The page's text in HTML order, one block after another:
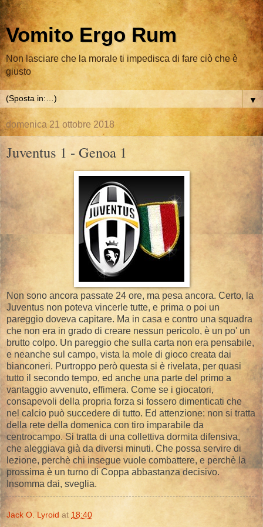
Vomito Ergo Rum
Non lasciare che la morale ti impedisca di fare ciò che è
giusto
▼
domenica 21 ottobre 2018
Juventus 1 - Genoa 1
Non sono ancora passate 24 ore, ma pesa ancora. Certo, la
Juventus non poteva vincerle tutte, e prima o poi un
pareggio doveva capitare. Ma in casa e contro una squadra
che non era in grado di creare nessun pericolo, è un po' un
brutto colpo. Un pareggio che sulla carta non era pensabile,
e neanche sul campo, vista la mole di gioco creata dai
bianconeri. Purtroppo però questa si è rivelata, per quasi
tutto il secondo tempo, ed anche una parte del primo a
vantaggio avvenuto, effimera. Come se i giocatori,
consapevoli della propria forza si fossero dimenticati che
nel calcio può succedere di tutto. Ed attenzione: non si tratta
della rete della domenica con tiro imparabile da
centrocampo. Si tratta di una collettiva dormita difensiva,
che aleggiava già da diversi minuti. Che possa servire di
lezione, perchè chi insegue vuole combattere, e perchè la
prossima è un turno di Coppa abbastanza decisivo.
Insomma dai, sveglia.
Jack O. Lyroid at 18:40